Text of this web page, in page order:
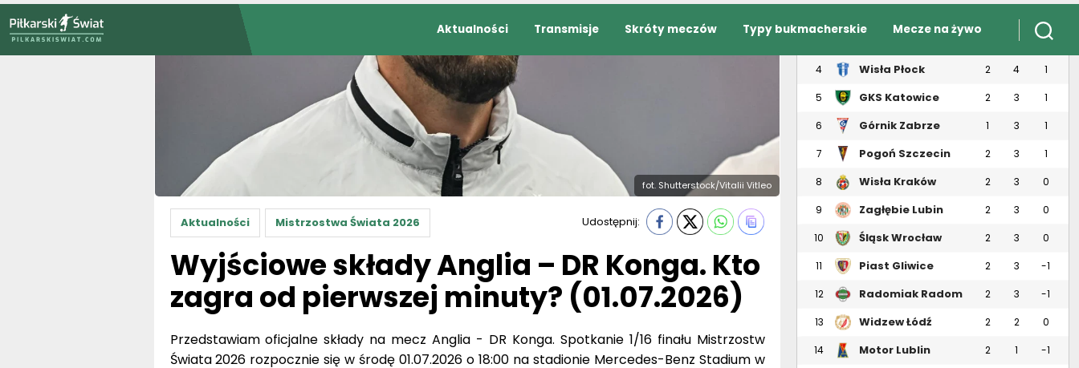
fot. Shutterstock/Vitalii Vitleo
Aktualności Mistrzostwa Świata 2026 Udostępnij:
Wyjściowe składy Anglia – DR Konga. Kto
zagra od pierwszej minuty? (01.07.2026)
Przedstawiam oficjalne składy na mecz Anglia - DR Konga. Spotkanie 1/16 finału Mistrzostw
Świata 2026 rozpocznie się w środę 01.07.2026 o 18:00 na stadionie Mercedes-Benz Stadium w
Atlancie.
4 1
5 GKS Katowice 2 3 1
6 Górnik Zabrze 1 3 1
7 Pogoń Szczecin 2 3 1
8 Wisła Kraków 2 3 0
9 Zagłębie Lubin 2 3 0
10 Śląsk Wrocław 2 3 0
11 Piast Gliwice 2 3 -1
12 Radomiak Radom 2 3 -1
13 Widzew Łódź 2 2 0
14 Motor Lublin 2 1 -1
15 Cracovia 2 1 -2